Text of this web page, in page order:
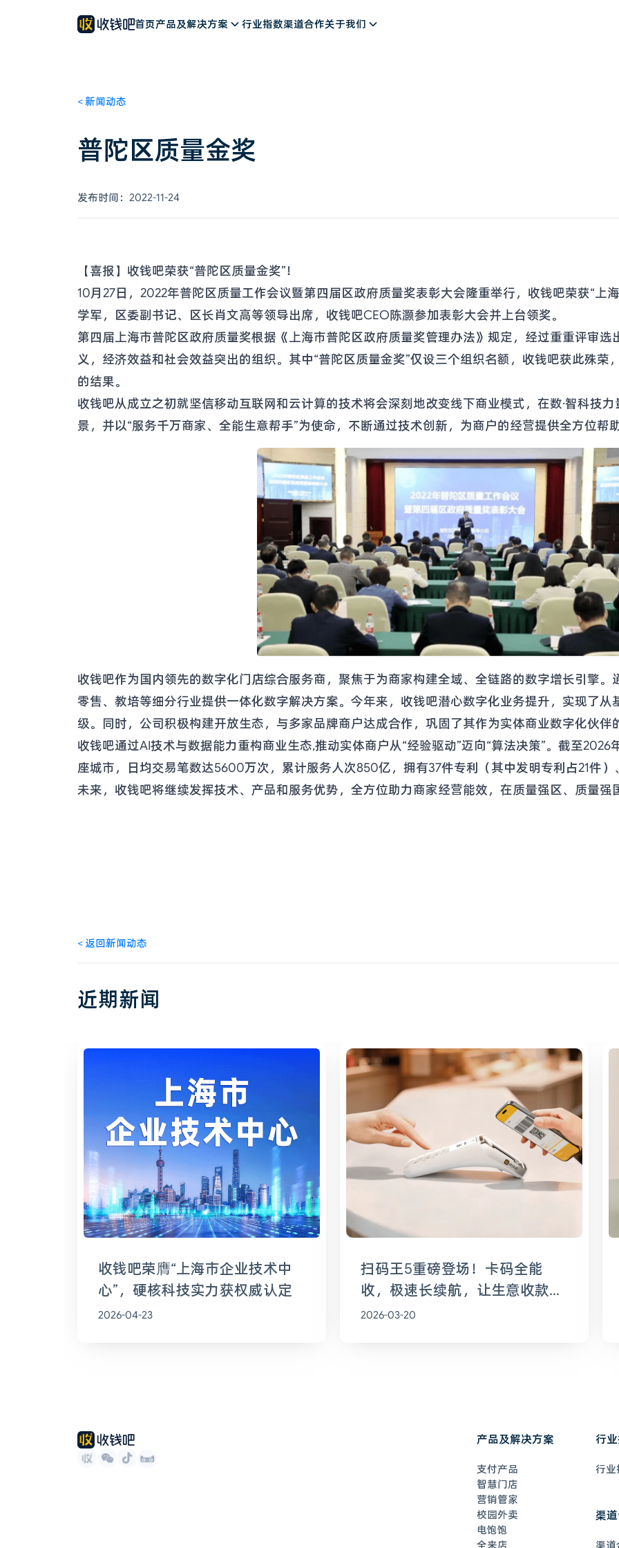
首页产品及解决方案
餐饮解决方案零售解决方案文旅解决方案其他行业解决方案
行业指数渠道合作关于我们
公司简介新闻动态客户案例联系我们加入我们
<新闻动态
普陀区质量金奖
发布时间： 2022-11-24
【喜报】收钱吧荣获“普陀区质量金奖”！
10月27日，2022年普陀区质量工作会议暨第四届区政府质量奖表彰大会隆重举行，收钱吧荣获“上
学军，区委副书记、区长肖文高等领导出席，收钱吧CEO陈灏参加表彰大会并上台领奖。
第四届上海市普陀区政府质量奖根据《上海市普陀区政府质量奖管理办法》规定，经过重重评审
义，经济效益和社会效益突出的组织。其中“普陀区质量金奖”仅设三个组织名额，收钱吧获此殊
的结果。
收钱吧从成立之初就坚信移动互联网和云计算的技术将会深刻地改变线下商业模式，在数·智科技
景，并以“服务千万商家、全能生意帮手”为使命，不断通过技术创新，为商户的经营提供全方位帮
收钱吧作为国内领先的数字化门店综合服务商，聚焦于为商家构建全域、全链路的数字增长引擎。
零售、教培等细分行业提供一体化数字解决方案。今年来，收钱吧潜心数字化业务提升，实现了
级。同时，公司积极构建开放生态，与多家品牌商户达成合作，巩固了其作为实体商业数字化伙伴
收钱吧通过AI技术与数据能力重构商业生态,推动实体商户从“经验驱动”迈向“算法决策”。截至
座城市，日均交易笔数达5600万次，累计服务人次850亿，拥有37件专利（其中发明专利占21件
未来，收钱吧将继续发挥技术、产品和服务优势，全方位助力商家经营能效，在质量强区、质量强
< 返回新闻动态
近期新闻
收钱吧荣膺“上海市企业技术中
心”，硬核科技实力获权威认定
2026-04-23
扫码王5重磅登场！卡码全能
收，极速长续航，让生意收款全
程无忧
2026-03-20
产品及解决方案
支付产品
智慧门店
营销管家
校园外卖
电饱饱
全来店
行
行业
渠
渠道